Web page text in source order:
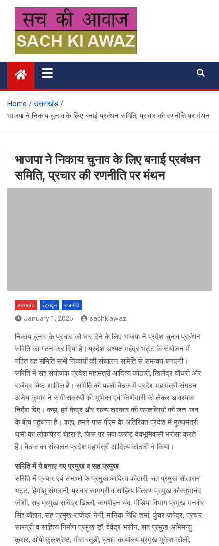
content
सच की आवाज
Home
उत्तराखंड
भाजपा ने निकाय चुनाव के लिए बनाई प्रबंधन समिति, प्रचार की रणनीति पर मंथन
भाजपा ने निकाय चुनाव के लिए बनाई प्रबंधन
समिति, प्रचार की रणनीति पर मंथन
उत्तराखंड देहरादून राजनीति
January 1, 2025 sachkiawaz
निकाय चुनाव के प्रचार को धार देने के लिए भाजपा ने प्रदेश चुनाव प्रबंधन
समिति का गठन कर दिया है। प्रदेश अध्यक्ष महेंद्र भट्ट के संयोजन में
गठित यह समिति सभी निकायों की संचालन समिति से समन्वय बनाएगी।
समिति में सह संयोजक प्रदेश महामंत्री आदित्य कोठारी, खिलेंद्र चौधरी और
राजेंद्र बिष्ट शामिल हैं। समिति की पहली बैठक में प्रदेश महामंत्री संगठन
अजेय कुमार ने सभी सदस्यों की भूमिका एवं जिम्मेदारी को लेकर आवश्यक
निर्देश दिए। कहा, हमें केंद्र और राज्य सरकार की उपलब्धियों को जन-जन
के बीच पहुंचाना है। कहा, हमारे पास पीएम के अतिरिक्त प्रदेश में मुख्यमंत्री
धामी का लोकप्रिय चेहरा है, जिस पर सवा करोड़ देवभूमिवासी भरोसा करते
हैं। बैठक का संचालन प्रदेश महामंत्री आदित्य कोठारी ने किया।
समिति में ये बनाए गए प्रमुख व सह प्रमुख
समिति में प्रचार एवं सभाओं के प्रमुख आदित्य कोठारी, सह प्रमुख सीताराम
भट्ट, हिमांशु संगतानी, प्रचार सामग्री व साहित्य वितरण प्रमुख कौस्तुभानंद
जोशी, सह प्रमुख राजेंद्र ढिल्लो, जगमोहन चंद, मीडिया विभाग प्रमुख मनवीर
सिंह चौहान, सह प्रमुख राजेंद्र नेगी, मानिक निधि शर्मा, कुंवर जपेंद्र, प्रचार
सामग्री व साहित्य निर्माण प्रमुख डॉ. देवेंद्र भसीन, सह प्रमुख अभिमन्यु
कुमार, ओपी कुलश्रेष्ठ, मीरा रतूड़ी, चुनाव कार्यालय प्रमुख मुकेश कोली,